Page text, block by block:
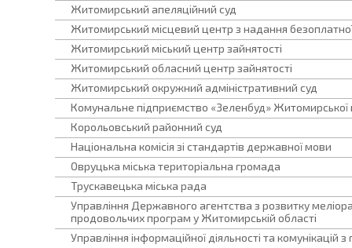
Житомирський апеляційний суд
Житомирський місцевий центр з надання
Житомирський міський центр зайнятості
Житомирський обласний центр зайнятості
Житомирський окружний адміністративний суд
Комунальне підприємство «Зеленбуд» Житомирської
Корольовський районний суд
Національна комісія зі стандартів державної мови
Овруцька міська територіальна громада
Трускавецька міська рада
Управління Державного агентства з розвитку
продовольчих програм у Житомирській області
Управління інформаційної діяльності та